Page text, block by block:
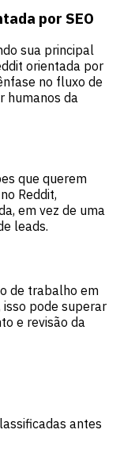
por SEO
sua principal
orientada por
no fluxo de
humanos da
que querem
Reddit,
em vez de uma
leads.
de trabalho em
pode superar
e revisão da
antes